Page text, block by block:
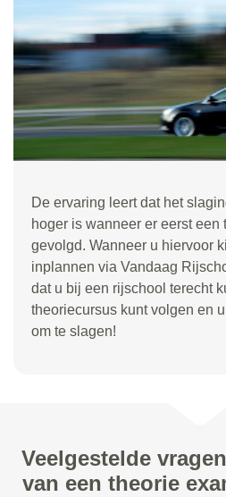
De ervaring leert dat het
hoger is wanneer er eerst een
gevolgd. Wanneer u hiervoor
inplannen via Vandaag
dat u bij een rijschool terecht
theoriecursus kunt volgen en
om te slagen!
Veelgestelde
van een theorie